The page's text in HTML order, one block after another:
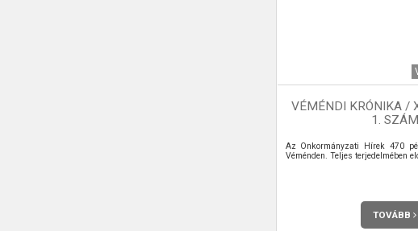
VÉMÉNDI KRÓNIKA /
1. SZÁM
Az Önkormányzati Hírek 470
Véménden. Teljes terjedelmében
TOVÁBB